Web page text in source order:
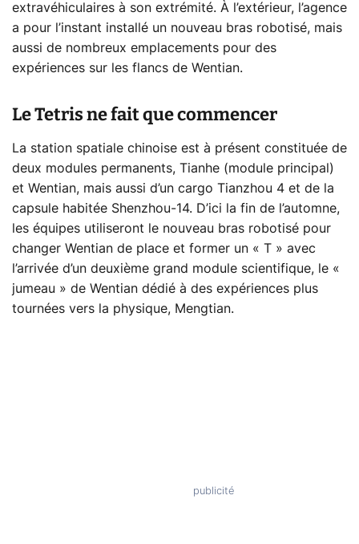
extravéhiculaires à son extrémité. À l’extérieur, l’agence
a pour l’instant installé un nouveau bras robotisé, mais
aussi de nombreux emplacements pour des
expériences sur les flancs de Wentian.
Le Tetris ne fait que commencer
La station spatiale chinoise est à présent constituée de
deux modules permanents, Tianhe (module principal)
et Wentian, mais aussi d’un cargo Tianzhou 4 et de la
capsule habitée Shenzhou-14. D’ici la fin de l’automne,
les équipes utiliseront le nouveau bras robotisé pour
changer Wentian de place et former un « T » avec
l’arrivée d’un deuxième grand module scientifique, le «
jumeau » de Wentian dédié à des expériences plus
tournées vers la physique, Mengtian.